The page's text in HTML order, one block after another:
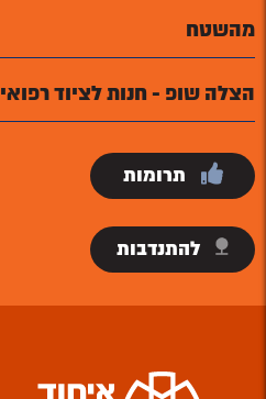
מהשטח
הצלה שופ - חנות לציוד רפואי
תרומות
להתנדבות